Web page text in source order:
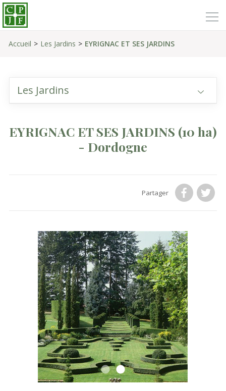
Accueil Les Jardins EYRIGNAC ET SES JARDINS
Les Jardins
EYRIGNAC ET SES JARDINS (10 ha)
- Dordogne
Partager